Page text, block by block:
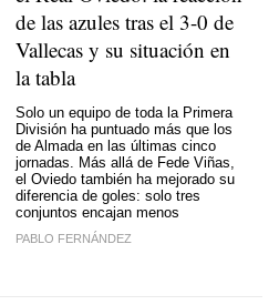
de las azules tras el 3-0 de
Vallecas y su situación en
la tabla
Solo un equipo de toda la Primera
División ha puntuado más que los
de Almada en las últimas cinco
jornadas. Más allá de Fede Viñas,
el Oviedo también ha mejorado su
diferencia de goles: solo tres
conjuntos encajan menos
PABLO FERNÁNDEZ